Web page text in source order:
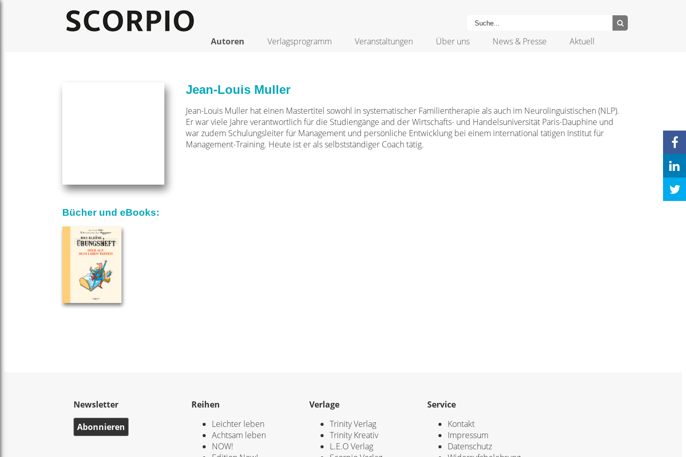
Autoren Verlagsprogramm Veranstaltungen Über uns News & Presse Aktuell
Jean-Louis Muller
Jean-Louis Muller hat einen Mastertitel sowohl in systematischer Familientherapie als auch im Neurolinguistischen (NLP).
Er war viele Jahre verantwortlich für die Studiengänge and der Wirtschafts- und Handelsuniversität Paris-Dauphine und
war zudem Schulungsleiter für Management und persönliche Entwicklung bei einem international tätigen Institut für
Management-Training. Heute ist er als selbstständiger Coach tätig.
Bücher und eBooks:
Newsletter
Abonnieren
Reihen
Leichter leben
Achtsam leben
NOW!
Verlage
Trinity Verlag
Trinity Kreativ
L.E.O Verlag
Service
Kontakt
Impressum
Datenschutz